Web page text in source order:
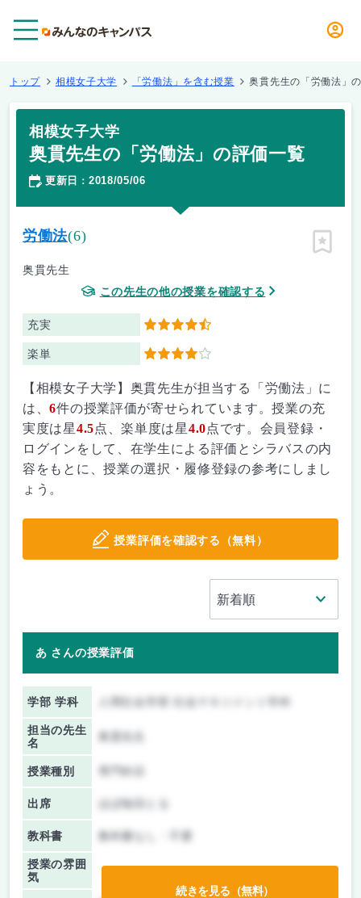
トップ 相模女子大学 「労働法」を含む授業 奥貫先生の「労働法」
相模女子大学
奥貫先生の「労働法」の評価一覧
更新日 ： 2018/05/06
労働法(6)
奥貫先生
この先生の他の授業を確認する
充実 4.5
楽単 4
ピン留
【相模女子大学】奥貫先生が担当する「労働法」に
は、6件の授業評価が寄せられています。授業の充
実度は星4.5点、楽単度は星4.0点です。会員登録・
ログインをして、在学生による評価とシラバスの内
容をもとに、授業の選択・履修登録の参考にしまし
ょう。
授業評価を確認する（無料）
あ さんの授業評価
学部 学科
担当の先生
名
授業種別
出席 ほぼ毎回とる
教科書 教科書なし・不要
授業の雰囲
気
続きを見る（無料）